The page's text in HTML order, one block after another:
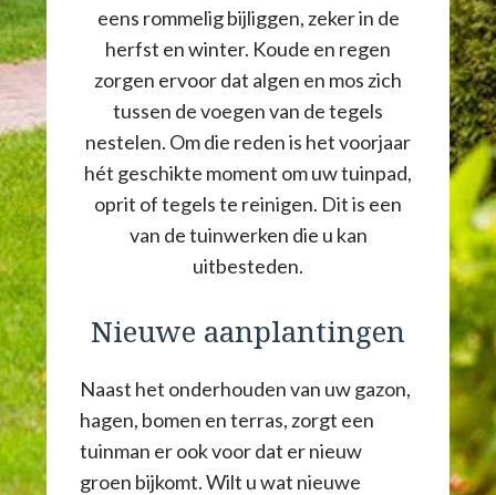
eens rommelig bijliggen, zeker in de
herfst en winter. Koude en regen
zorgen ervoor dat algen en mos zich
tussen de voegen van de tegels
nestelen. Om die reden is het voorjaar
hét geschikte moment om uw tuinpad,
oprit of tegels te reinigen. Dit is een
van de tuinwerken die u kan
uitbesteden.
Nieuwe aanplantingen
Naast het onderhouden van uw gazon,
hagen, bomen en terras, zorgt een
tuinman er ook voor dat er nieuw
groen bijkomt. Wilt u wat nieuwe